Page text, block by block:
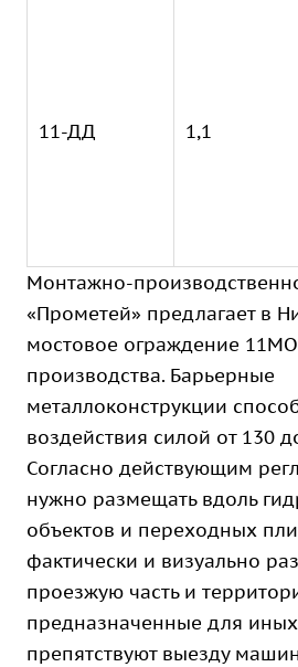
11-ДД 1,1
Монтажно-
«Прометей» предлагает в
мостовое ограждение
производства. Барьерные
металлоконструкции
воздействия силой от 130
Согласно действующим
нужно размещать вдоль
объектов и переходных
фактически и визуально
проезжую часть и
предназначенные для
препятствуют выезду